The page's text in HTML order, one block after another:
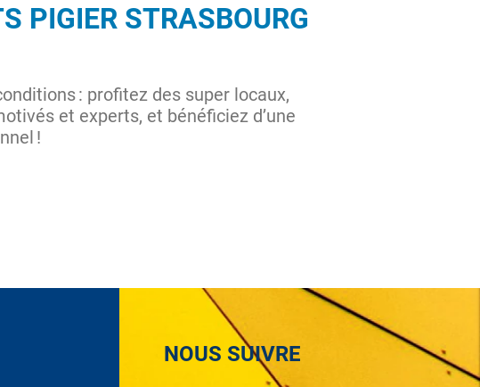
PIGIER STRASBOURG
: profitez des super locaux,
et experts, et bénéficiez d’une
!
NOUS SUIVRE